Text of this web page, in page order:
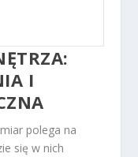
I
polega na
się w nich